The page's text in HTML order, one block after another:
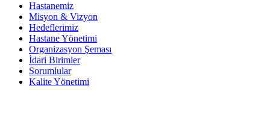
Hastanemiz
Misyon & Vizyon
Hedeflerimiz
Hastane Yönetimi
Organizasyon Şeması
İdari Birimler
Sorumlular
Kalite Yönetimi